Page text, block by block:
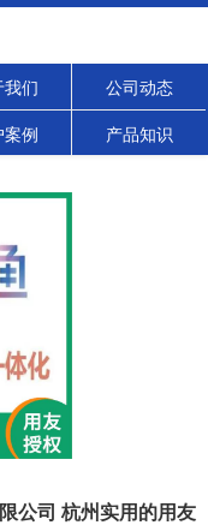
我们 公司动态
例 产品知识
公司 杭州实用的用友